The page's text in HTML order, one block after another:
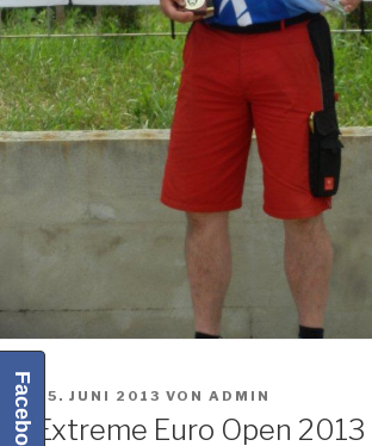
VERÖFFENTLICHT
AM
25. JUNI 2013 VON ADMIN
Extreme Euro Open 2013
Facebook